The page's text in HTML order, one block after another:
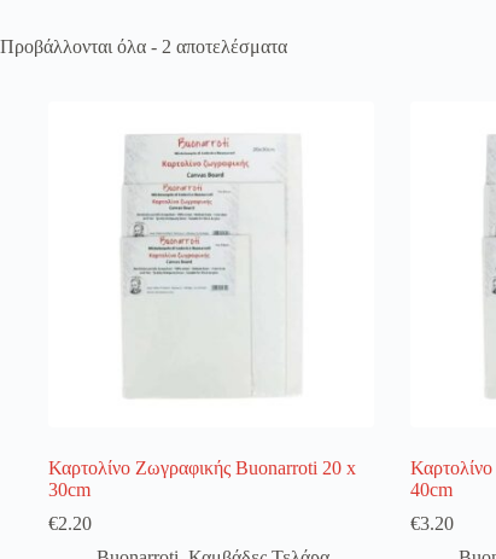
Register
Get New Password
Προβάλλονται όλα - 2 αποτελέσματα
Καρτολίνο Ζωγραφικής Buonarroti 20 x
30cm
€2.20
40cm
€3.20